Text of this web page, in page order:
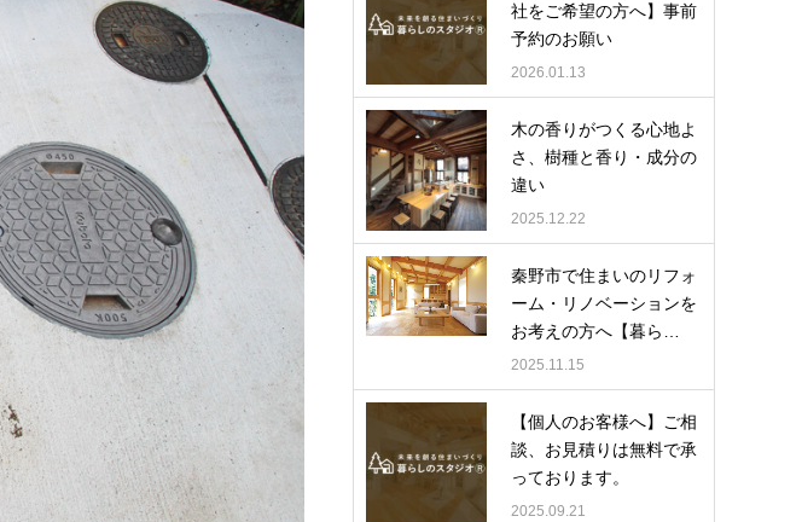
社をご希望の方へ】事前
予約のお願い
2026.01.13
木の香りがつくる心地よ
さ、樹種と香り・成分の
違い
2025.12.22
秦野市で住まいのリフォ
ーム・リノベーションを
お考えの方へ【暮ら…
2025.11.15
【個人のお客様へ】ご相
談、お見積りは無料で承
っております。
2025.09.21